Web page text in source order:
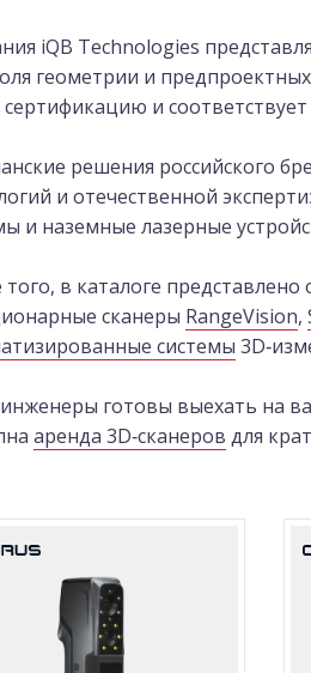
iQB Technologies
геометрии и
и
решения российского
и отечественной
и наземные лазерные
в каталоге
сканеры RangeVision,
системы
готовы выехать на
аренда 3D‑сканеров для